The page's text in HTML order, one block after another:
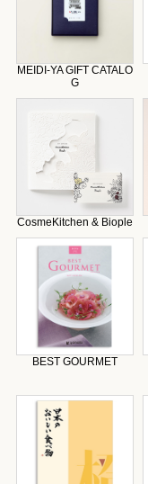
MEIDI-YA GIFT CATALO
G
CosmeKitchen & Biople
BEST GOURMET